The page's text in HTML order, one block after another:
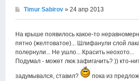
Timur Sabirov » 24 апр 2013
На крыше появилось какое-то
пятно (желтоватое)... Шлифанули слой
полернули... Не ушло... Красить неохото...
Подумал - может люк зафигачить? )) кто-
задумывался, ставил?
пока из